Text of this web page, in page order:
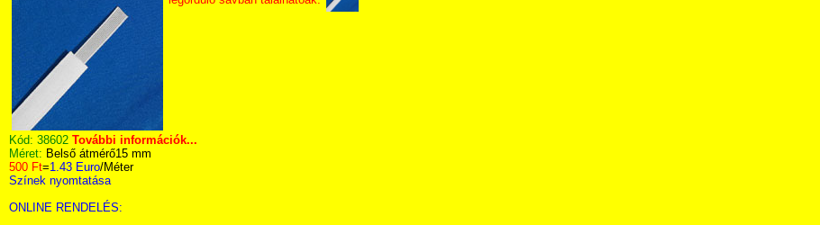
Kód: 38602 További információk...
Méret: Belső átmérő15 mm
500 Ft=1.43 Euro/Méter
Színek nyomtatása
ONLINE RENDELÉS: